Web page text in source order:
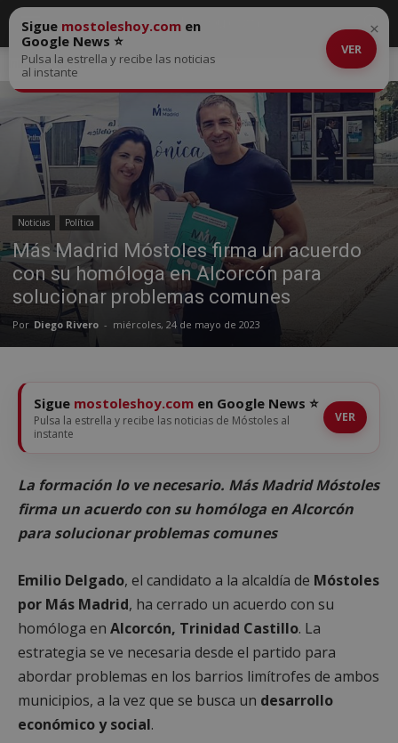
Inicio Noticias
Noticias Política
Más Madrid Móstoles firma un acuerdo
con su homóloga en Alcorcón para
solucionar problemas comunes
Por Diego Rivero - miércoles, 24 de mayo de 2023
Sigue mostoleshoy.com en
Google News ⭐
Pulsa la estrella y recibe las noticias
al instante
VER
×
Sigue mostoleshoy.com en Google News ⭐
Pulsa la estrella y recibe las noticias de Móstoles al
instante
VER
La formación lo ve necesario. Más Madrid Móstoles
firma un acuerdo con su homóloga en Alcorcón
para solucionar problemas comunes
Emilio Delgado, el candidato a la alcaldía de Móstoles
por Más Madrid, ha cerrado un acuerdo con su
homóloga en Alcorcón, Trinidad Castillo. La
estrategia se ve necesaria desde el partido para
abordar problemas en los barrios limítrofes de ambos
municipios, a la vez que se busca un desarrollo
económico y social.